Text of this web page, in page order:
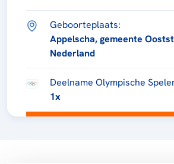
Geboorteplaats:
Appelscha, gemeente
Nederland
Deelname Olympische
1x